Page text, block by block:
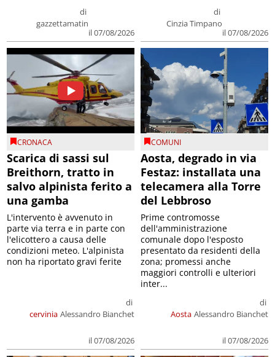
di
gazzettamatin
il 07/08/2026
di
Cinzia Timpano
il 07/08/2026
CRONACA
Scarica di sassi sul
Breithorn, tratto in
salvo alpinista ferito a
una gamba
cervinia
di
Alessandro Bianchet
il 07/08/2026
L'intervento è avvenuto in
parte via terra e in parte con
l'elicottero a causa delle
condizioni meteo. L'alpinista
non ha riportato gravi ferite
COMUNI
Aosta, degrado in via
Festaz: installata una
telecamera alla Torre
del Lebbroso
Aosta
di
Alessandro Bianchet
il 07/08/2026
Prime contromosse
dell'amministrazione
comunale dopo l'esposto
presentato da residenti della
zona; promessi anche
maggiori controlli e ulteriori
inter...